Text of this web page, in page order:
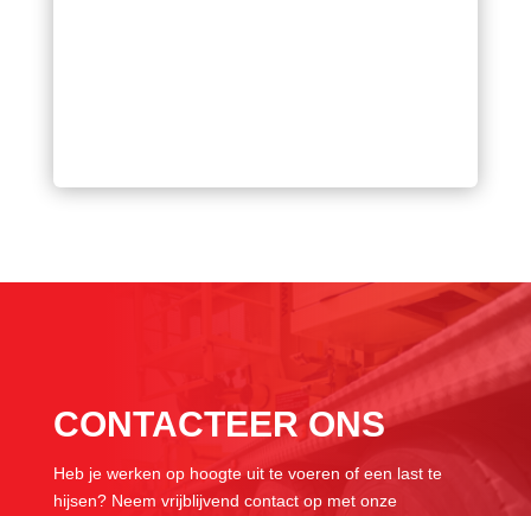
CONTACTEER ONS
Heb je werken op hoogte uit te voeren of een last te
hijsen? Neem vrijblijvend contact op met onze